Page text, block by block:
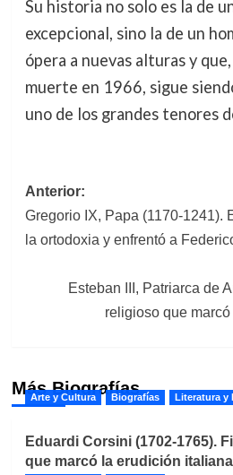
Su historia no solo es la de
excepcional, sino la de un
ópera a nuevas alturas y
muerte en 1966, sigue
uno de los grandes tenores
Navegación
de
entradas
Anterior:
Gregorio IX, Papa (1170-1241).
la ortodoxia y enfrentó a Federico
Esteban III, Patriarca de
religioso que
Más Biografías
Arte y Cultura Biografías Literatura y
Eduardi Corsini (1702-1765).
que marcó la erudición italiana